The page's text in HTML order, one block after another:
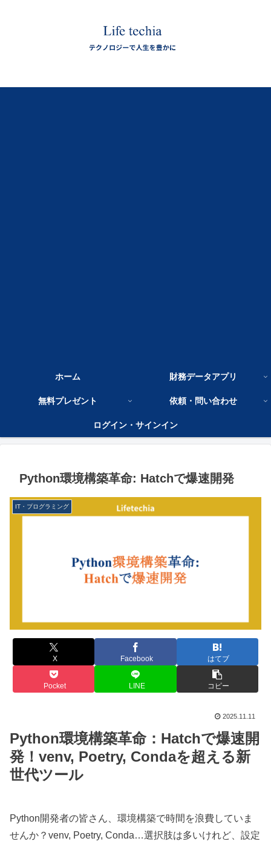
ホーム 財務データアプリ
無料プレゼント 依頼・問い合わせ
ログイン・サインイン
Python環境構築革命: Hatchで爆速開発
IT・プログラミング
X Facebook はてブ
Pocket LINE コピー
2025.11.11
Python環境構築革命：Hatchで爆速開
発！venv, Poetry, Condaを超える新
世代ツール
Python開発者の皆さん、環境構築で時間を浪費していま
せんか？venv, Poetry, Conda…選択肢は多いけれど、設定